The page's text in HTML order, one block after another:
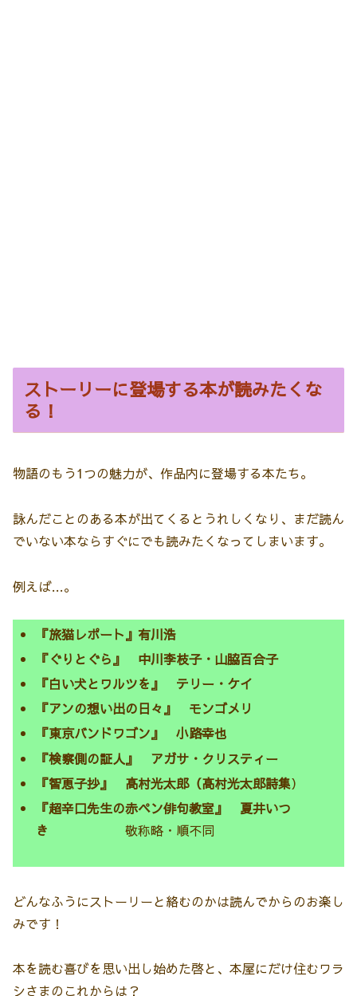
ストーリーに登場する本が読みたくな
る！
物語のもう1つの魅力が、作品内に登場する本たち。
詠んだことのある本が出てくるとうれしくなり、まだ読ん
でいない本ならすぐにでも読みたくなってしまいます。
例えば…。
『旅猫レポート』有川浩
『ぐりとぐら』 中川李枝子・山脇百合子
『白い犬とワルツを』 テリー・ケイ
『アンの想い出の日々』 モンゴメリ
『東京バンドワゴン』 小路幸也
『検察側の証人』 アガサ・クリスティー
『智恵子抄』 高村光太郎（高村光太郎詩集）
『超辛口先生の赤ペン俳句教室』 夏井いつ
き
敬称略・順不同
どんなふうにストーリーと絡むのかは読んでからのお楽し
みです！
本を読む喜びを思い出し始めた啓と、本屋にだけ住むワラ
シさまのこれからは？